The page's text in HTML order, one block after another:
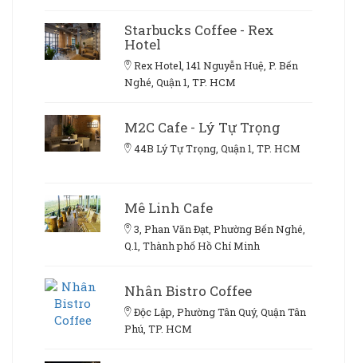
Starbucks Coffee - Rex
Hotel
Rex Hotel, 141 Nguyễn Huệ, P. Bến
Nghé, Quận 1, TP. HCM
M2C Cafe - Lý Tự Trọng
44B Lý Tự Trọng, Quận 1, TP. HCM
Mê Linh Cafe
3, Phan Văn Đạt, Phường Bến Nghé,
Q.1, Thành phố Hồ Chí Minh
Nhân Bistro Coffee
Độc Lập, Phường Tân Quý, Quận Tân
Phú, TP. HCM